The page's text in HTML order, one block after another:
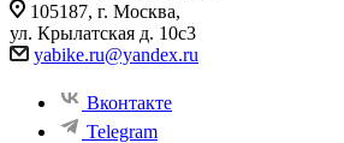
105187, г. Москва,
ул. Крылатская д. 10с3
yabike.ru@yandex.ru
Вконтакте
Telegram